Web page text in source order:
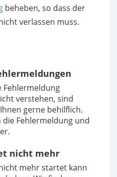
beheben, so dass der
verlassen muss.
Fehlermeldung
verstehen, sind
gerne behilflich.
Fehlermeldung und
nicht mehr
mehr startet kann